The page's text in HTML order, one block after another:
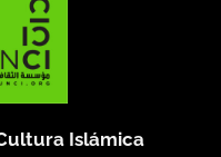
Islámica